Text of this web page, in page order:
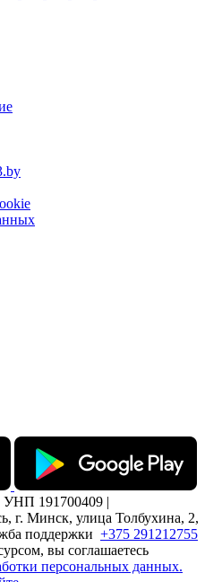
191700409 |
г. Минск, улица Толбухина, 2,
поддержки +375 291212755
вы соглашаетесь
персональных данных.